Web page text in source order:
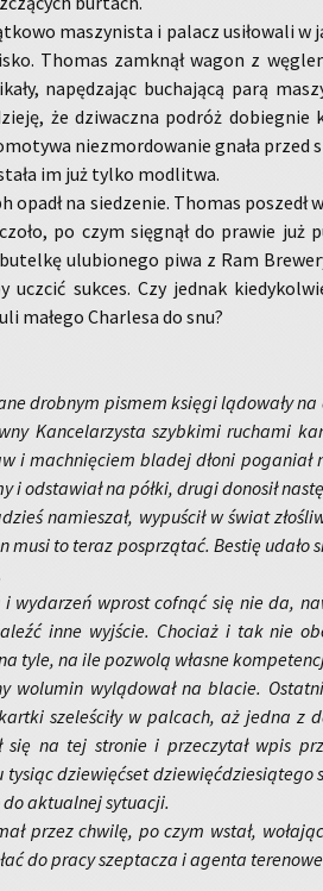
ma­szy­ni­sta i pa­lacz usi­ło­wa­li
Tho­mas za­mknął wagon z
na­pę­dza­jąc bu­cha­ją­cą parą
że dzi­wacz­na po­dróż do­bie­gnie
nie­zmor­do­wa­nie gnała przed
im już tylko mo­dli­twa.
opadł na sie­dze­nie. Tho­mas po­szedł
po czym się­gnął do pra­wie już
ulu­bio­ne­go piwa z Ram
uczcić suk­ces. Czy jed­nak
ma­łe­go Char­le­sa do snu?
drob­nym pi­smem księ­gi lą­do­wa­ły
Kan­ce­la­rzy­sta szyb­ki­mi ru­cha­mi
i mach­nię­ciem bla­dej dłoni
i od­sta­wiał na półki, drugi do­no­sił
na­mie­szał, wy­pu­ścił w świat
musi to teraz po­sprzą­tać. Be­stię udało
i wy­da­rzeń wprost cof­nąć się nie da,
inne wyj­ście. Cho­ciaż i tak nie
tyle, na ile po­zwo­lą wła­sne
wo­lu­min wy­lą­do­wał na bla­cie.
sze­le­ści­ły w pal­cach, aż jedna z
się na tej stro­nie i prze­czy­tał wpis
ty­siąc dzie­więć­set
do ak­tu­al­nej sy­tu­acji.
przez chwi­lę, po czym wstał,
do pracy szep­ta­cza i agen­ta